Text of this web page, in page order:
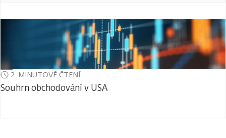
2-MINUTOVÉ ČTENÍ
Souhrn obchodování v USA